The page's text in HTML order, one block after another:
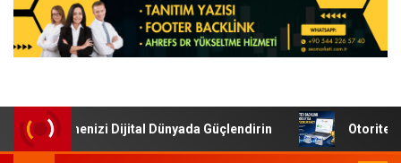
İşletmenizi Dijital Dünyada Güçlendirin Otoriter